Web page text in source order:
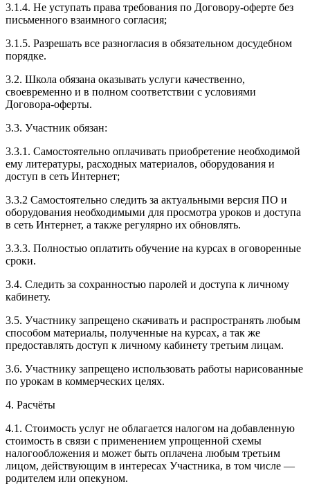
3.1.4. Не уступать права требования по Договору-оферте без
письменного взаимного согласия;
3.1.5. Разрешать все разногласия в обязательном досудебном
порядке.
3.2. Школа обязана оказывать услуги качественно,
своевременно и в полном соответствии с условиями
Договора-оферты.
3.3. Участник обязан:
3.3.1. Cамостоятельно оплачивать приобретение необходимой
ему литературы, расходных материалов, оборудования и
доступ в сеть Интернет;
3.3.2 Самостоятельно следить за актуальными версия ПО и
оборудования необходимыми для просмотра уроков и доступа
в сеть Интернет, а также регулярно их обновлять.
3.3.3. Полностью оплатить обучение на курсах в оговоренные
сроки.
3.4. Следить за сохранностью паролей и доступа к личному
кабинету.
3.5. Участнику запрещено скачивать и распространять любым
способом материалы, полученные на курсах, а так же
предоставлять доступ к личному кабинету третьим лицам.
3.6. Участнику запрещено использовать работы нарисованные
по урокам в коммерческих целях.
4. Расчёты
4.1. Cтоимость услуг не облагается налогом на добавленную
стоимость в связи с применением упрощенной схемы
налогообложения и может быть оплачена любым третьим
лицом, действующим в интересах Участника, в том числе —
родителем или опекуном.